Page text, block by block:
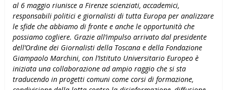
al 6 maggio riunisce a Firenze scienziati, accademici,
responsabili politici e giornalisti di tutta Europa per analizzare
le sfide che abbiamo di fronte e anche le opportunità che
possiamo cogliere. Grazie all’impulso arrivato dal presidente
dell’Ordine dei Giornalisti della Toscana e della Fondazione
Giampaolo Marchini, con l’Istituto Universitario Europeo è
iniziata una collaborazione ad ampio raggio che si sta
traducendo in progetti comuni come corsi di formazione,